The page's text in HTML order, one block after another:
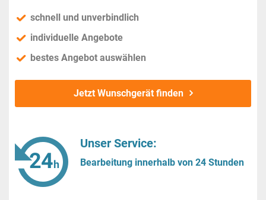
schnell und unverbindlich
individuelle Angebote
bestes Angebot auswählen
Jetzt Wunschgerät finden
Unser Service:
Bearbeitung innerhalb von 24 Stunden